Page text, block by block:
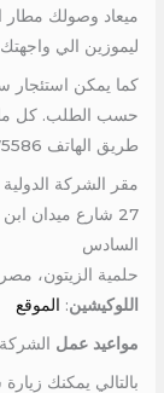
ميعاد وصولك مطار
ليموزين الي واجهتك
كما يمكن استئجار
حسب الطلب. كل ما
طريق الهاتف 01115675586 او الحجز عن طريق
مقر الشركة
27 شارع ميدان
السادس
حلمية الزيتون،
اللوكيشين: الموقع
مواعيد عمل
بالتالي يمكنك